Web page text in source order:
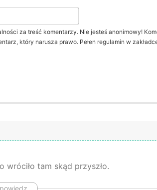
Twój
za treść komentarzy. Nie jesteś anonimowy!
który narusza prawo. Pełen regulamin w
wróciło tam skąd przyszło.